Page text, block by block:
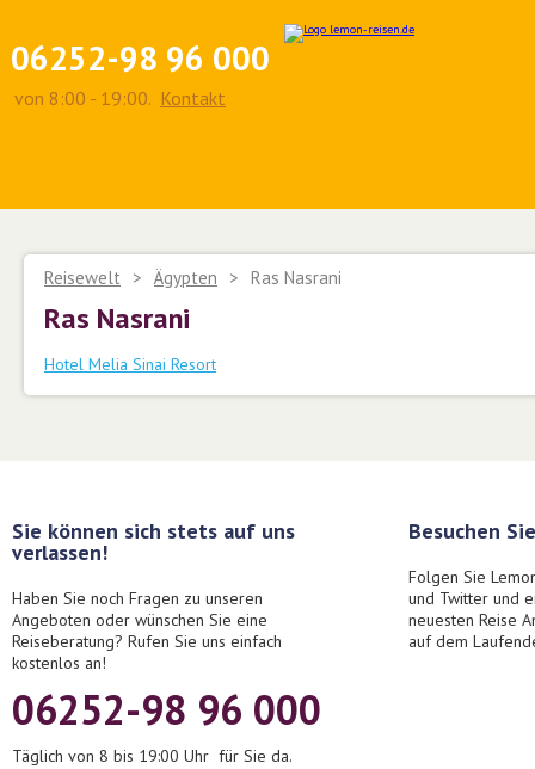
06252-98 96 000
von 8:00 - 19:00. Kontakt
Reisewelt > Ägypten > Ras Nasrani
Ras Nasrani
Hotel Melia Sinai Resort
Sie können sich stets auf uns
verlassen!
Haben Sie noch Fragen zu unseren
Angeboten oder wünschen Sie eine
Reiseberatung? Rufen Sie uns einfach
kostenlos an!
06252-98 96 000
Täglich von 8 bis 19:00 Uhr für Sie da.
Besuchen
Folgen Sie
und Twitter und
neuesten Reise
auf dem